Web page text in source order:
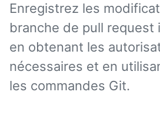
Enregistrez les
branche de pull request
en obtenant les
nécessaires et en
les commandes Git.